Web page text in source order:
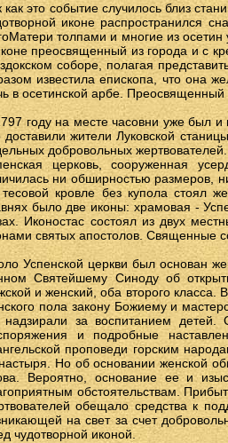
как это событие случилось близ
иконе распространился
толпами и многие из осетин
преосвященный из города и с
соборе, полагая
известила епископа, что она
в осетинской арбе. Преосвященный
году на месте часовни уже был
доставили жители Луковской
добровольных жертвователей.
церковь, сооруженная
ни обширностью размеров,
кровле без купола стоял
было две иконы: храмовая -
Иконостас состоял из двух
святых апостолов. Священные
Успенской церкви был основан
Святейшему Синоду об
и женский, оба второго
пола закону Божиему и
за воспитанием детей.
и подробные
проповеди горским
Но об основании женской
Вероятно, основание ее и
обстоятельствам.
обещало средства к
на свет за счет
чудотворной иконой.